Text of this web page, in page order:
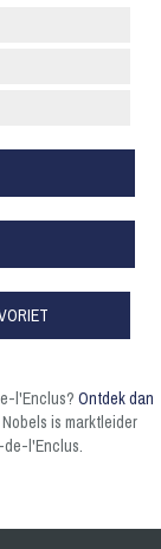
l'Enclus?Ontdek dan
Nobels is marktleider
de-l'Enclus.